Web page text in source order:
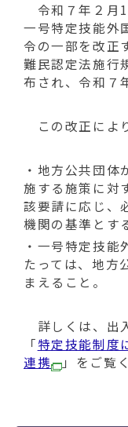
令和７年２月
一号特定技能外
令の一部を改正
難民認定法施行
布され、令和７
この改正によ
・地方公共団
施する施策に対
該要請に応じ、
機関の基準とす
・一号特定技能
たっては、地方
まえること。
詳しくは、出
「特定技能制度
連携
」をご覧